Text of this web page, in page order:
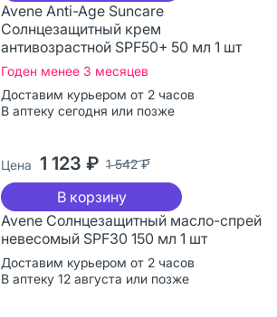
Avene Anti-Age Suncare
Солнцезащитный крем
антивозрастной SPF50+ 50 мл 1 шт
Годен менее 3 месяцев
Доставим курьером от 2 часов
В аптеку сегодня или позже
Цена 1 123 ₽ 1 542 ₽
В корзину
Avene Солнцезащитный масло-спрей
невесомый SPF30 150 мл 1 шт
Доставим курьером от 2 часов
В аптеку 12 августа или позже